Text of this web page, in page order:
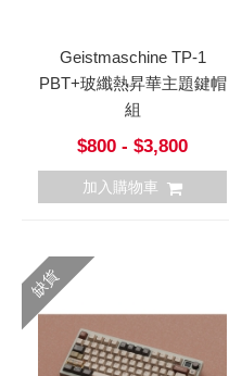
Geistmaschine TP-1
PBT+玻纖熱昇華主題鍵帽
組
$800 - $3,800
加入購物車
缺貨